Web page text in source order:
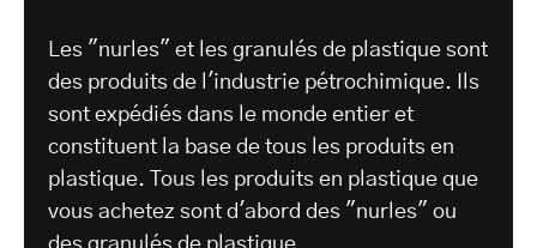
Les "nurles" et les granulés de plastique sont
des produits de l'industrie pétrochimique. Ils
sont expédiés dans le monde entier et
constituent la base de tous les produits en
plastique. Tous les produits en plastique que
vous achetez sont d'abord des "nurles" ou